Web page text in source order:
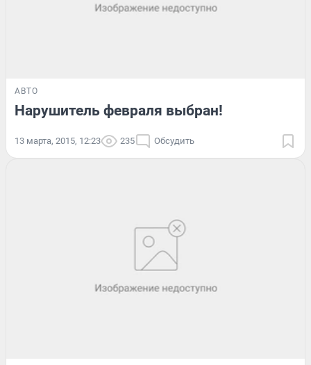
АВТО
Нарушитель февраля выбран!
13 марта, 2015, 12:23 235 Обсудить